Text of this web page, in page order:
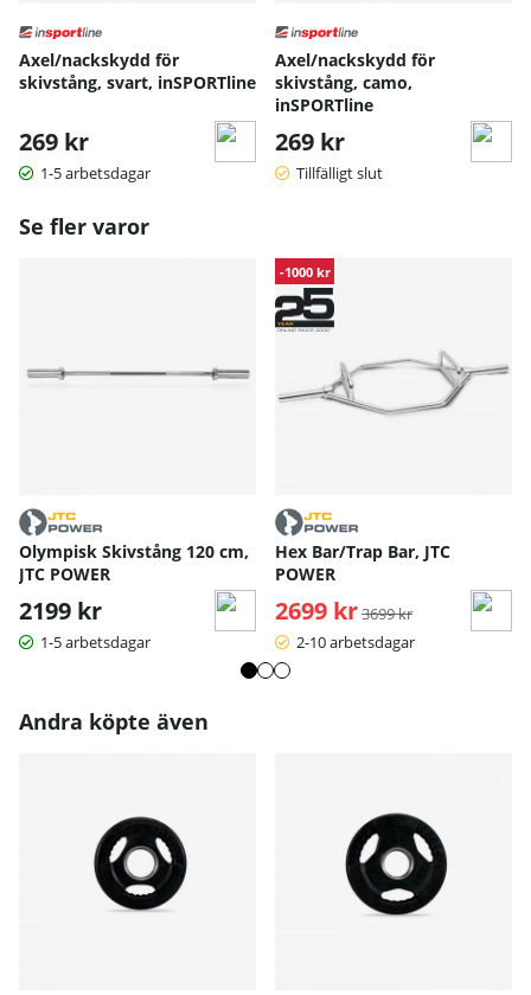
Axel/nackskydd för
skivstång, svart, inSPORTline
269 kr
1-5 arbetsdagar
Axel/nackskydd för
skivstång, camo,
inSPORTline
269 kr
Tillfälligt slut
Se fler varor
Olympisk Skivstång 120 cm,
JTC POWER
2199 kr
1-5 arbetsdagar
-1000 kr
Hex Bar/Trap Bar, JTC
POWER
2699 kr Ordinarie pris:
3699 kr
2-10 arbetsdagar
Andra köpte även